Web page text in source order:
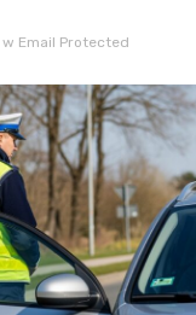
w Email Protected